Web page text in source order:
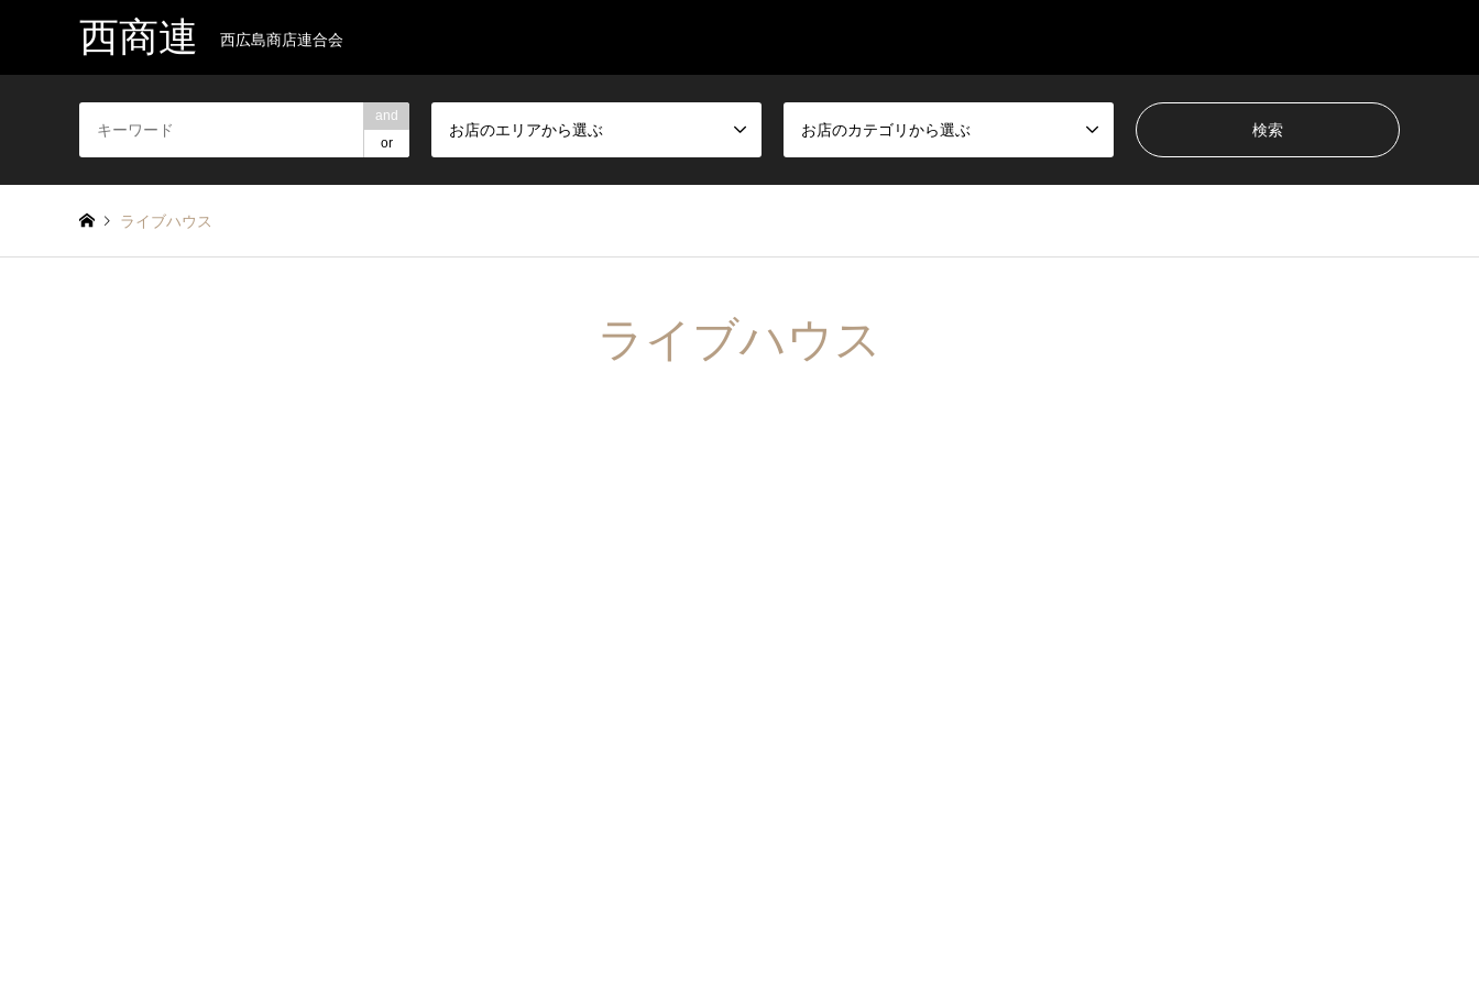
西商連 西広島商店連合会
and
or
お店のエリアから選ぶ お店のカテゴリから選ぶ
ライブハウス
ライブハウス